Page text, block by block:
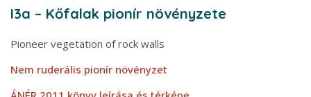
I3a – Kőfalak pionír növényzete
Pioneer vegetation of rock walls
Nem ruderális pionír növényzet